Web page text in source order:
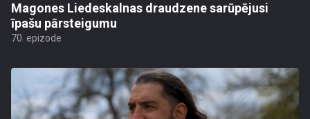
Magones Liedeskalnas draudzene sarūpējusi
īpašu pārsteigumu
70. epizode